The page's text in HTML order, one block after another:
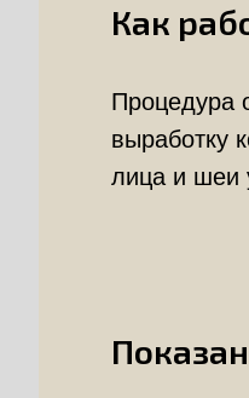
Как
Процедура
выработку
лица и шеи